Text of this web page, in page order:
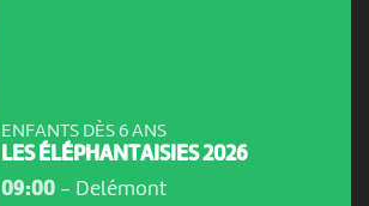
ENFANTS DÈS 6 ANS
LES ÉLÉPHANTAISIES 2026
09:00- Delémont